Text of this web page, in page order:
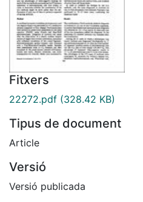
Fitxers
22272.pdf (328.42 KB)
Tipus de document
Article
Versió
Versió publicada